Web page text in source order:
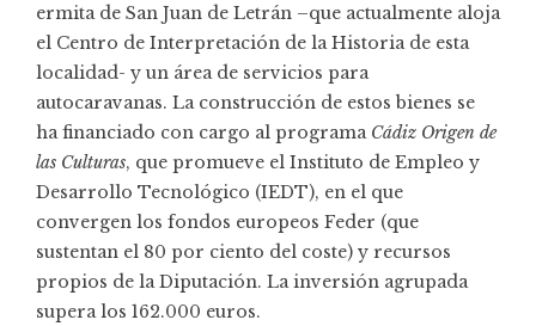
ermita de San Juan de Letrán –que actualmente aloja
el Centro de Interpretación de la Historia de esta
localidad- y un área de servicios para
autocaravanas. La construcción de estos bienes se
ha financiado con cargo al programa Cádiz Origen de
las Culturas, que promueve el Instituto de Empleo y
Desarrollo Tecnológico (IEDT), en el que
convergen los fondos europeos Feder (que
sustentan el 80 por ciento del coste) y recursos
propios de la Diputación. La inversión agrupada
supera los 162.000 euros.